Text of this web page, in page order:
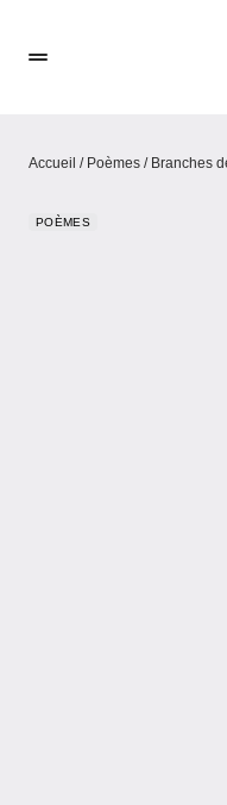
Accueil / Poèmes / Branches
POÈMES